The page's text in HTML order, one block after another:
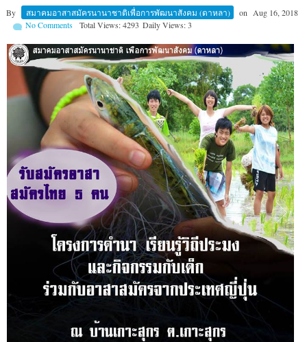
By สมาคมอาสาสมัครนานาชาติเพื่อการพัฒนาสังคม (ดาหลา) on
Aug 16, 2018
Total Views: 4293 Daily Views: 3
No Comments